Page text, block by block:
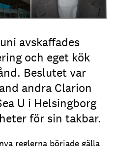
avskaffades
och eget kök
Beslutet var
andra Clarion
U i Helsingborg
för sin takbar.
reglerna började gälla